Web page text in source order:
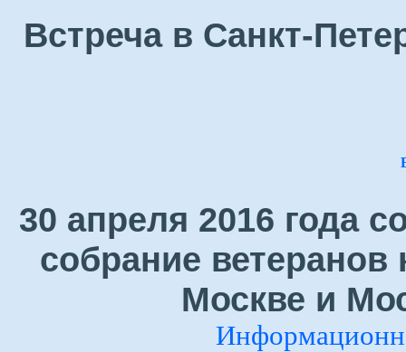
Встреча в Санкт-
30 апреля 2016 года
собрание
Москве и